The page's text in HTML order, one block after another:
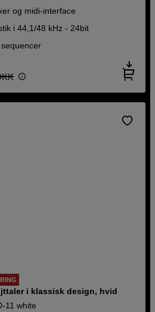
og midi-interface
i 44,1/48 kHz - 24bit
i klassisk design, hvid
11 white